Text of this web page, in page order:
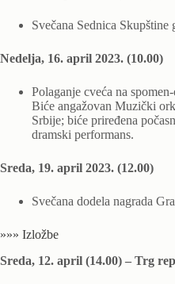
Svečana Sednica Skupštine
Nedelja, 16. april 2023. (10.00)
Polaganje cveća na
Biće angažovan Muzički
Srbije; biće priređena
dramski performans.
Sreda, 19. april 2023. (12.00)
Svečana dodela nagrada
»»» Izložbe
Sreda, 12. april (14.00) – Trg